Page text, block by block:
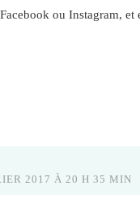
ou Instagram, et
2017 À 20 H 35 MIN